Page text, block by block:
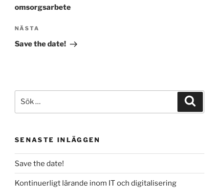
omsorgsarbete
Nästa
inlägg
NÄSTA
Save the date!
efter:
SENASTE INLÄGGEN
Save the date!
Kontinuerligt lärande inom IT och digitalisering